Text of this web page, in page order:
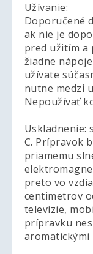
Užívanie:
Doporučené
ak nie je
pred užitím a
žiadne
užívate
nutne medzi
Nepoužívať
Uskladnenie:
C. Prípravok
priamemu
preto vo
centimetrov
televízie,
prípravku